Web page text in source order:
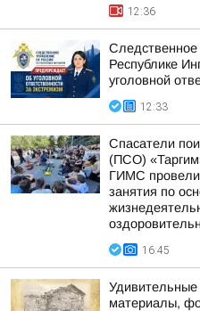
12:36
Республике
уголовной
12:33
Спасатели
(ПСО)
ГИМС провели
занятия по
16:45
Удивительные
материалы,